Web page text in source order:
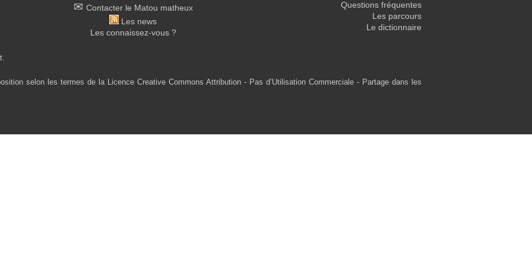
Contacter le Matou matheux
Les news
Les connaissez-vous ?
Questions fréquentes
Les parcours
Le dictionnaire
selon les termes de la Licence Creative Commons Attribution - Pas d’Utilisation Commerciale - Partage dans les